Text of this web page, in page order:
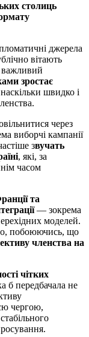
столиць
джерела
вітають
важливий
зростає
швидко і
через
виборчі кампанії
звучать
, які, за
часом
та
— зокрема
моделей.
побоюючись, що
членства на
чітких
б передбачала не
чергою,